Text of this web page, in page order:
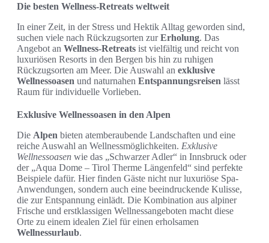
Die besten Wellness-Retreats weltweit
In einer Zeit, in der Stress und Hektik Alltag geworden sind,
suchen viele nach Rückzugsorten zurErholung. Das
Angebot an Wellness-Retreats ist vielfältig und reicht von
luxuriösen Resorts in den Bergen bis hin zu ruhigen
Rückzugsorten am Meer. Die Auswahl an exklusive
Wellnessoasen und naturnahen Entspannungsreisen lässt
Raum für individuelle Vorlieben.
Exklusive Wellnessoasen in den Alpen
Die Alpen bieten atemberaubende Landschaften und eine
reiche Auswahl an Wellnessmöglichkeiten. Exklusive
Wellnessoasen wie das „Schwarzer Adler“ in Innsbruck oder
der „Aqua Dome – Tirol Therme Längenfeld“ sind perfekte
Beispiele dafür. Hier finden Gäste nicht nur luxuriöse Spa-
Anwendungen, sondern auch eine beeindruckende Kulisse,
die zur Entspannung einlädt. Die Kombination aus alpiner
Frische und erstklassigen Wellnessangeboten macht diese
Orte zu einem idealen Ziel für einen erholsamen
Wellnessurlaub.